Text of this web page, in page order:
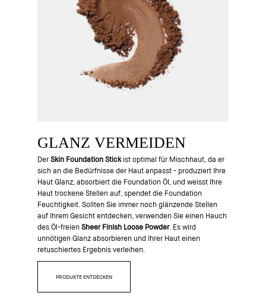
GLANZ VERMEIDEN
Der Skin Foundation Stickist optimal für Mischhaut, da er
sich an die Bedürfnisse der Haut anpasst - produziert Ihre
Haut Glanz, absorbiert die Foundation Öl, und weisst Ihre
Haut trockene Stellen auf, spendet die Foundation
Feuchtigkeit. Sollten Sie immer noch glänzende Stellen
auf Ihrem Gesicht entdecken, verwenden Sie einen Hauch
des Öl-freien Sheer Finish Loose Powder. Es wird
unnötigen Glanz absorbieren und Ihrer Haut einen
retuschiertes Ergebnis verleihen.
PRODUKTE ENTDECKEN